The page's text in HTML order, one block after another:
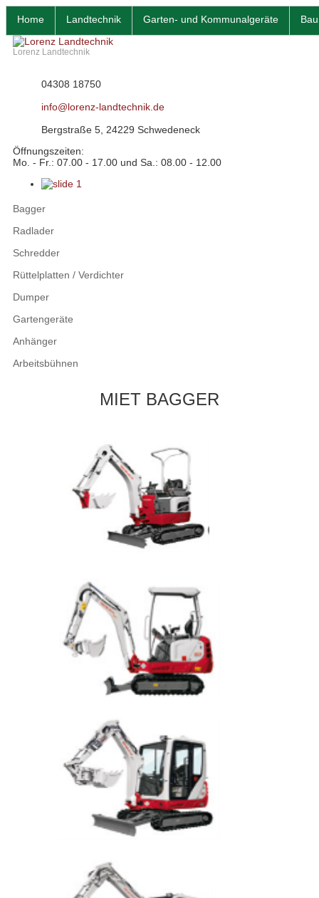
Home Landtechnik Garten- und Kommunalgeräte
Lorenz Landtechnik
04308 18750
info@lorenz-landtechnik.de
Bergstraße 5, 24229 Schwedeneck
Öffnungszeiten:
Mo. - Fr.: 07.00 - 17.00 und Sa.: 08.00 - 12.00
Bagger
Radlader
Schredder
Rüttelplatten / Verdichter
Dumper
Gartengeräte
Anhänger
Arbeitsbühnen
MIET BAGGER